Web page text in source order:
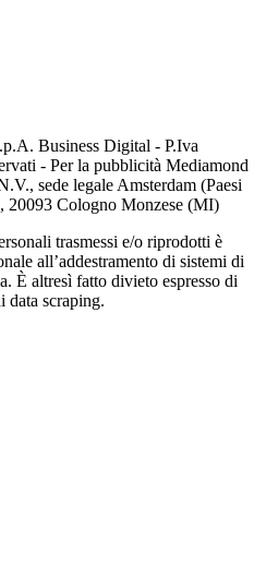
Business Digital - P.Iva
- Per la pubblicità Mediamond
sede legale Amsterdam (Paesi
20093 Cologno Monzese (MI)
trasmessi e/o riprodotti è
all’addestramento di sistemi di
È altresì fatto divieto espresso di
data scraping.